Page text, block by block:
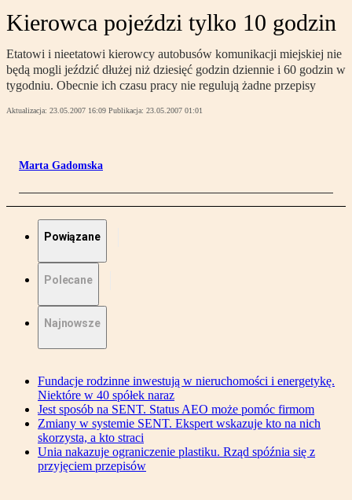
Kierowca pojeździ tylko 10 godzin
Etatowi i nieetatowi kierowcy autobusów komunikacji miejskiej nie
będą mogli jeździć dłużej niż dziesięć godzin dziennie i 60 godzin w
tygodniu. Obecnie ich czasu pracy nie regulują żadne przepisy
Aktualizacja: 23.05.2007 16:09 Publikacja: 23.05.2007 01:01
Marta Gadomska
Powiązane
Polecane
Najnowsze
Fundacje rodzinne inwestują w nieruchomości i energetykę.
Niektóre w 40 spółek naraz
Jest sposób na SENT. Status AEO może pomóc firmom
Zmiany w systemie SENT. Ekspert wskazuje kto na nich
skorzysta, a kto straci
Unia nakazuje ograniczenie plastiku. Rząd spóźnia się z
przyjęciem przepisów